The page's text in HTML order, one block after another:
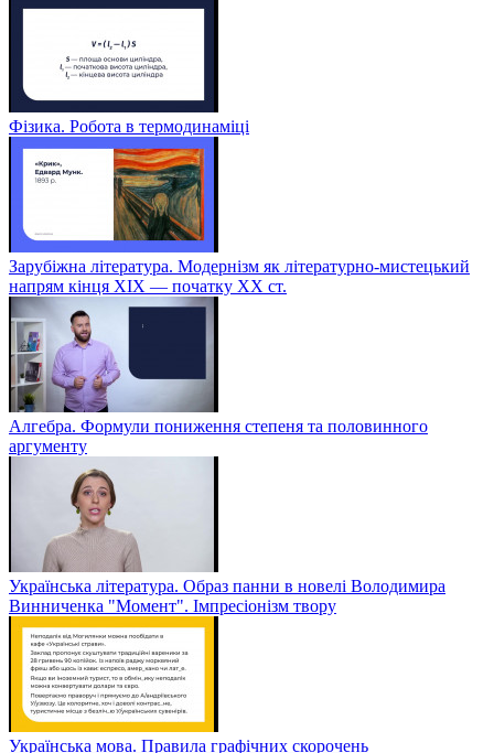
Фізика. Робота в термодинаміці
Зарубіжна література. Модернізм як літературно-мистецький
напрям кінця XIX — початку XX ст.
Алгебра. Формули пониження степеня та половинного
аргументу
Українська література. Образ панни в новелі Володимира
Винниченка "Момент". Імпресіонізм твору
Українська мова. Правила графічних скорочень